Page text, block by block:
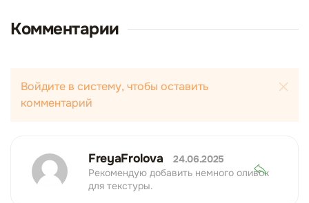
Комментарии
Войдите в систему, чтобы оставить
комментарий
FreyaFrolova
24.06.2025
Рекомендую добавить немного оливок
для текстуры.